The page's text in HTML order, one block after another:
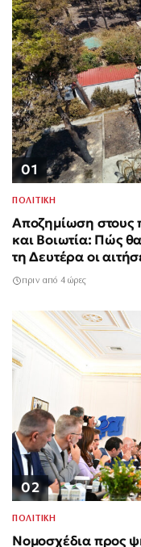
01
ΠΟΛΙΤΙΚΗ
Αποζημίωση στους
και Βοιωτία: Πώς
τη Δευτέρα οι
πριν από 4 ώρες
02
ΠΟΛΙΤΙΚΗ
Νομοσχέδια προς